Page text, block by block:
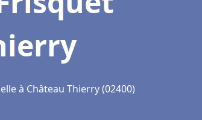
à Château Thierry (02400)